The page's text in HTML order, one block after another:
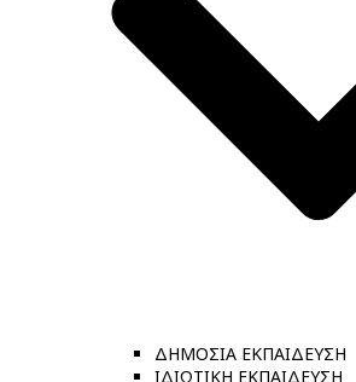
ΔΗΜΟΣΙΑ ΕΚΠΑΙΔΕΥΣΗ
ΙΔΙΩΤΙΚΗ ΕΚΠΑΙΔΕΥΣΗ